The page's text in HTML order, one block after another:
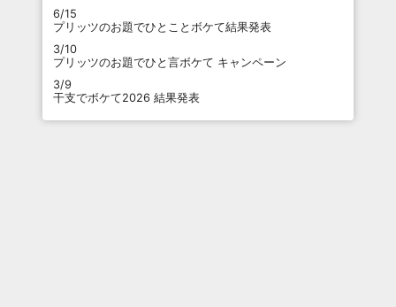
6/15
プリッツのお題でひとことボケて結果発表
3/10
プリッツのお題でひと言ボケて キャンペーン
3/9
干支でボケて2026 結果発表